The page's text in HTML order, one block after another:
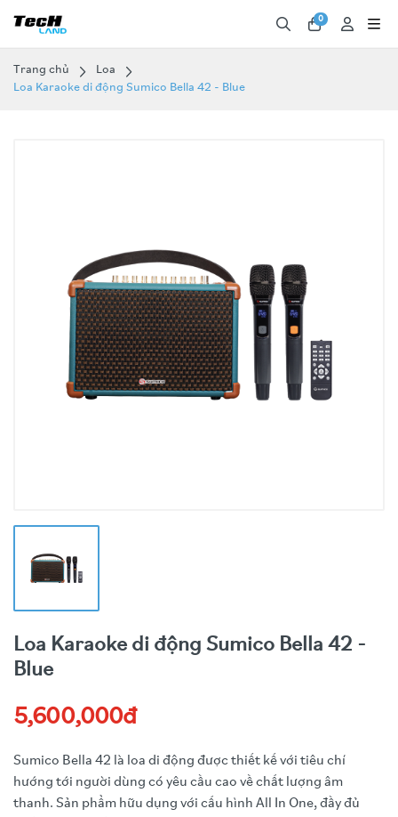
0
Trang chủ
Loa
Loa Karaoke di động Sumico Bella 42 - Blue
Loa Karaoke di động Sumico Bella 42 -
Blue
5,600,000đ
Sumico Bella 42 là loa di động được thiết kế với tiêu chí
hướng tới người dùng có yêu cầu cao về chất lượng âm
thanh. Sản phẩm hữu dụng với cấu hình All In One, đầy đủ